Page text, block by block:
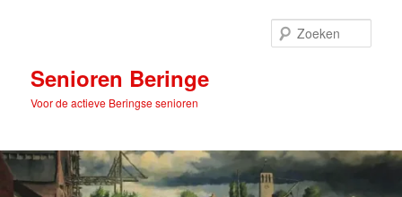
inhoudSenioren Beringe
Voor de actieve Beringse senioren